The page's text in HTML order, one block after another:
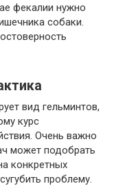
фекалии нужно
собаки.
вид гельминтов,
курс
Очень важно
может подобрать
конкретных
проблему.